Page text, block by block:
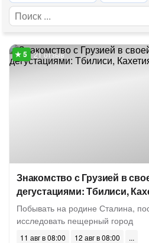
21 отзыв
Знакомство с Грузией в
дегустациями: Тбилиси,
Побывать на родине Сталина,
исследовать пещерный город
11 авг в 08:00
12 авг в 08:00